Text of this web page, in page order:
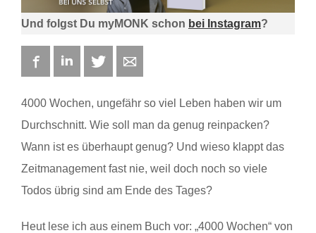
Und folgst Du myMONK schon bei Instagram?
FacebookLinkedIn Twitter
4000 Wochen, ungefähr so viel Leben haben wir um
Durchschnitt. Wie soll man da genug reinpacken?
Wann ist es überhaupt genug? Und wieso klappt das
Zeitmanagement fast nie, weil doch noch so viele
Todos übrig sind am Ende des Tages?
Heut lese ich aus einem Buch vor: „4000 Wochen“ von